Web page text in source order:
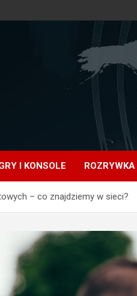
I KONSOLE ROZRYWKA
– co znajdziemy w sieci?